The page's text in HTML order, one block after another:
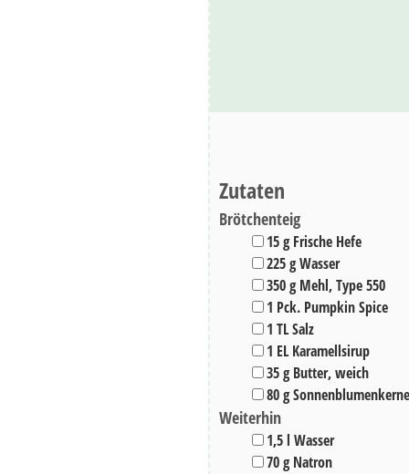
Zutaten
Brötchenteig
▢
15g Frische Hefe
▢
225gWasser
▢
350g Mehl,Type 550
▢
1 Pck. Pumpkin Spice
▢
1 TLSalz
▢
1 EL Karamellsirup
▢
35g Butter,weich
▢
80gSonnenblumenkerne
Weiterhin
▢
1,5 l Wasser
▢
70g Natron